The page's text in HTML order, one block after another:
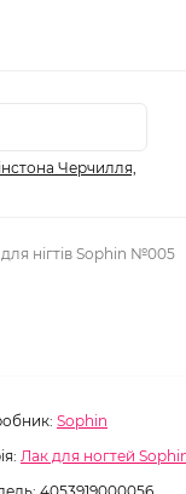
Черчилля,
нігтів Sophin №005
Sophin
Лак для ногтей